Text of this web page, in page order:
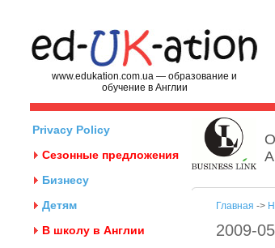
www.edukation.com.ua — образование и
обучение в Англии
Privacy Policy
Сезонные предложения
Бизнесу
Детям
В школу в Англии
Главная ->
2009-